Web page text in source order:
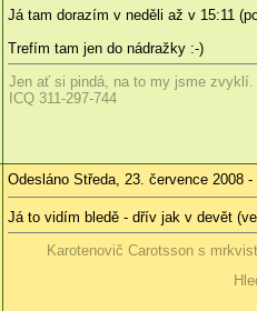
Já tam dorazím v neděli až v 15:11
Trefím tam jen do nádražky :-)
Jen ať si pindá, na to my jsme zvyklí.
ICQ 311-297-744
Odesláno Středa, 23. července 2008 -
Já to vidím bledě - dřív jak v devět
Karotenovič Carotsson s